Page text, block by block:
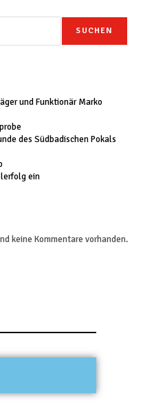
SUCHEN
und Funktionär Marko
des Südbadischen Pokals
ein
keine Kommentare vorhanden.